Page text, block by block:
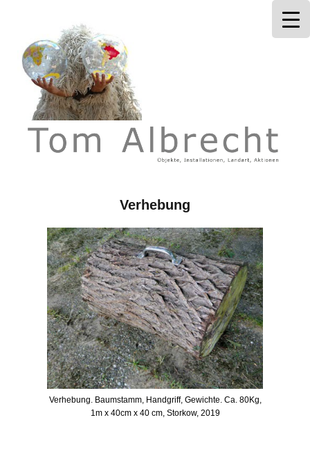
Tom Albrecht
Verhebung
Verhebung. Baumstamm, Handgriff, Gewichte. Ca. 80Kg,
1m x 40cm x 40 cm, Storkow, 2019